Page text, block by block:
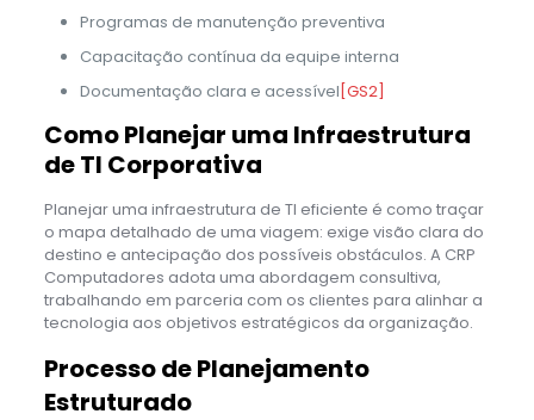
Programas de manutenção preventiva
Capacitação contínua da equipe interna
Documentação clara e acessível [GS2]
Como Planejar uma Infraestrutura
de TI Corporativa
Planejar uma infraestrutura de TI eficiente é como traçar
o mapa detalhado de uma viagem: exige visão clara do
destino e antecipação dos possíveis obstáculos. A CRP
Computadores adota uma abordagem consultiva,
trabalhando em parceria com os clientes para alinhar a
tecnologia aos objetivos estratégicos da organização.
Processo de Planejamento
Estruturado